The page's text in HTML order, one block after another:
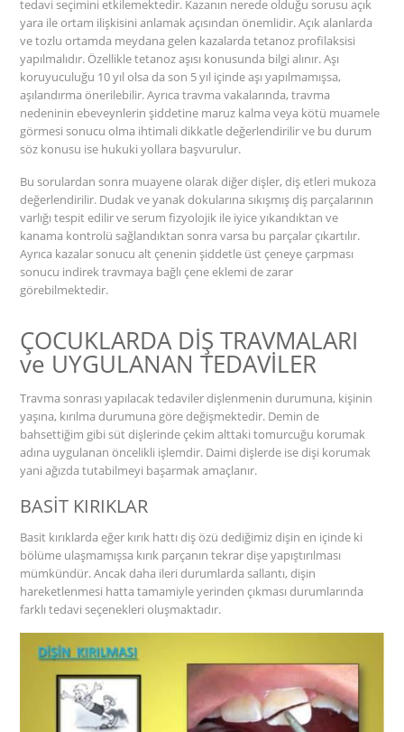
tedavi seçimini etkilemektedir. Kazanın nerede olduğu sorusu açık
yara ile ortam ilişkisini anlamak açısından önemlidir. Açık alanlarda
ve tozlu ortamda meydana gelen kazalarda tetanoz profilaksisi
yapılmalıdır. Özellikle tetanoz aşısı konusunda bilgi alınır. Aşı
koruyuculuğu 10 yıl olsa da son 5 yıl içinde aşı yapılmamışsa,
aşılandırma önerilebilir. Ayrıca travma vakalarında, travma
nedeninin ebeveynlerin şiddetine maruz kalma veya kötü muamele
görmesi sonucu olma ihtimali dikkatle değerlendirilir ve bu durum
söz konusu ise hukuki yollara başvurulur.
Bu sorulardan sonra muayene olarak diğer dişler, diş etleri mukoza
değerlendirilir. Dudak ve yanak dokularına sıkışmış diş parçalarının
varlığı tespit edilir ve serum fizyolojik ile iyice yıkandıktan ve
kanama kontrolü sağlandıktan sonra varsa bu parçalar çıkartılır.
Ayrıca kazalar sonucu alt çenenin şiddetle üst çeneye çarpması
sonucu indirek travmaya bağlı çene eklemi de zarar
görebilmektedir.
ÇOCUKLARDA DİŞ TRAVMALARI
ve UYGULANAN TEDAVİLER
Travma sonrası yapılacak tedaviler dişlenmenin durumuna, kişinin
yaşına, kırılma durumuna göre değişmektedir. Demin de
bahsettiğim gibi süt dişlerinde çekim alttaki tomurcuğu korumak
adına uygulanan öncelikli işlemdir. Daimi dişlerde ise dişi korumak
yani ağızda tutabilmeyi başarmak amaçlanır.
BASİT KIRIKLAR
Basit kırıklarda eğer kırık hattı diş özü dediğimiz dişin en içinde ki
bölüme ulaşmamışsa kırık parçanın tekrar dişe yapıştırılması
mümkündür. Ancak daha ileri durumlarda sallantı, dişin
hareketlenmesi hatta tamamiyle yerinden çıkması durumlarında
farklı tedavi seçenekleri oluşmaktadır.